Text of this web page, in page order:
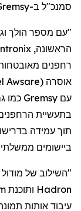
סמנכ"ל ב-
"עם מספר הולך
הראשונה,
רחפנים
אוסרה (
Awsare
עם Gremsy כמו
בתעשיית
ביישומים
"השילוב של
Hadron ותוכנת
עיבוד אותות